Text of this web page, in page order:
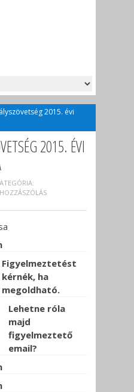
2015. évi
2015. ÉVI
Figyelmeztetést
kérnék, ha
megoldható.
Lehetne róla
majd
figyelmeztető
email?